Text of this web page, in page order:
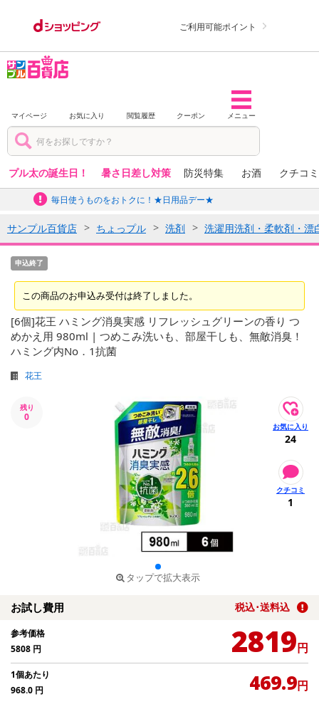
ご利用可能ポイント
マイページ お気に入り 閲覧履歴 クーポン メニュー
プル太の誕生日！ 暑さ日差し対策 防災特集 お酒 クチコ
毎日使うものをおトクに！★日用品デー★
サンプル百貨店 ちょっプル 洗剤 洗濯用洗剤・柔軟剤・漂
申込終了
この商品のお申込み受付は終了しました。
[6個]花王 ハミング消臭実感 リフレッシュグリーンの香り つ
めかえ用 980ml | つめこみ洗いも、部屋干しも、無敵消臭！
ハミング内No．1抗菌
花王
残り
0
タップで拡大表示
24
1
お試し費用 税込･送料込
参考価格
5808 円 2819円
1個あたり
968.0 円 469.9円